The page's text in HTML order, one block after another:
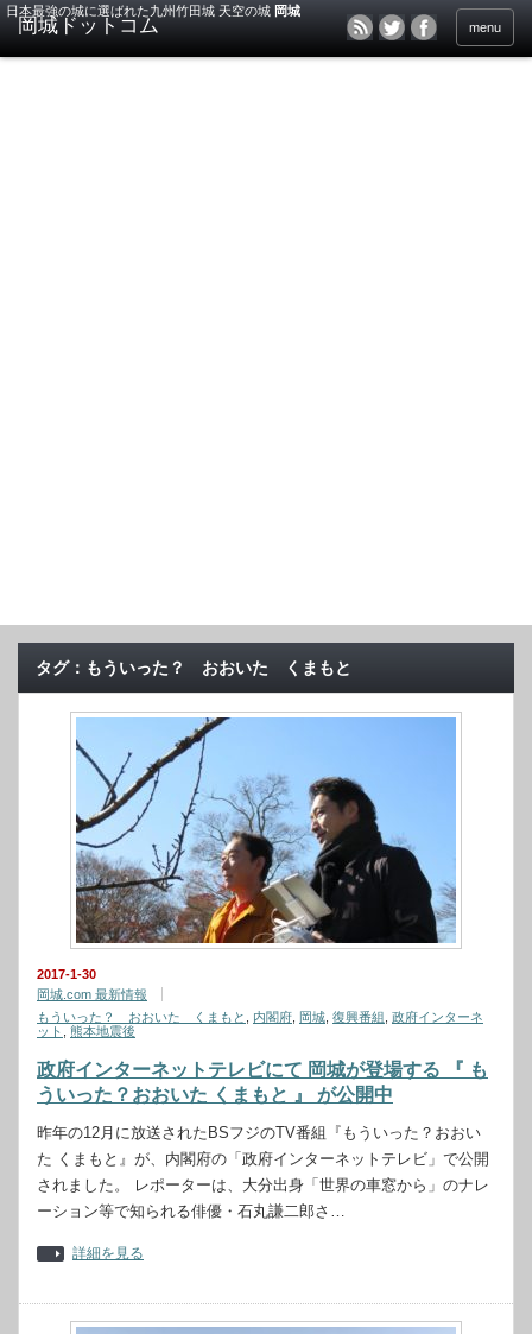
日本最強の城に選ばれた九州竹田城 天空の城 岡城
menu
タグ：もういった？ おおいた くまもと
2017-1-30
岡城.com 最新情報
もういった？ おおいた くまもと
内閣府 岡城 復興番組 政府インターネ
ット
熊本地震後
政府インターネットテレビにて 岡城が登場する 『 も
ういった？おおいた くまもと 』 が公開中
昨年の12月に放送されたBSフジのTV番組『もういった？おおい
た くまもと』が、内閣府の「政府インターネットテレビ」で公開
されました。 レポーターは、大分出身「世界の車窓から」のナレ
ーション等で知られる俳優・石丸謙二郎さ…
詳細を見る